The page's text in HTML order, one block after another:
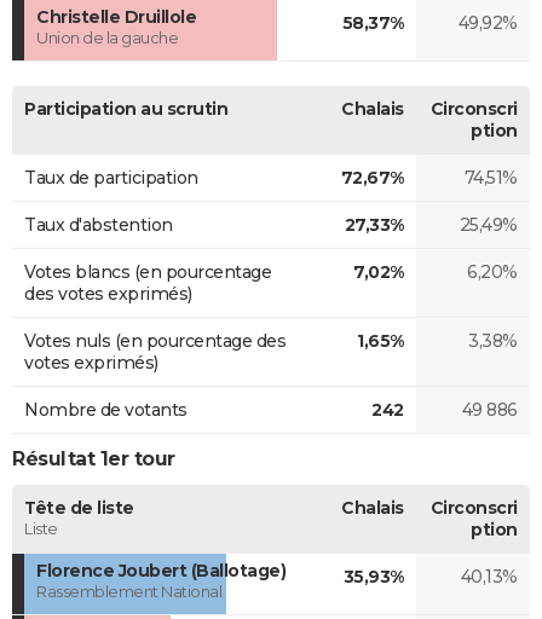
Christelle Druillole
Union de la gauche
58,37% 49,92%
Participation au scrutin Chalais
Circonscri
ption
Taux de participation 72,67% 74,51%
Taux d'abstention 27,33% 25,49%
Votes blancs (en pourcentage
des votes exprimés)
7,02% 6,20%
Votes nuls (en pourcentage des
votes exprimés)
1,65% 3,38%
Nombre de votants 242 49 886
Résultat 1er tour
Tête de liste
Liste
Chalais
Circonscri
ption
Florence Joubert (Ballotage)
Rassemblement National
35,93% 40,13%